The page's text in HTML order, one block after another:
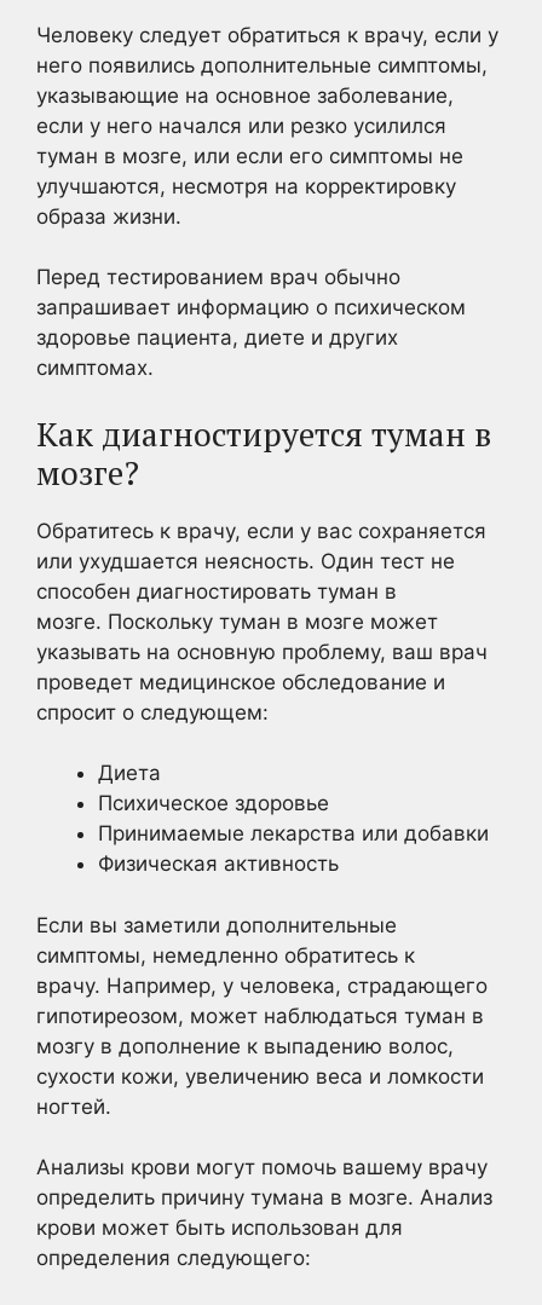
Человеку следует обратиться к врачу, если у
него появились дополнительные симптомы,
указывающие на основное заболевание,
если у него начался или резко усилился
туман в мозге, или если его симптомы не
улучшаются, несмотря на корректировку
образа жизни.
Перед тестированием врач обычно
запрашивает информацию о психическом
здоровье пациента, диете и других
симптомах.
Как диагностируется туман в
мозге?
Обратитесь к врачу, если у вас сохраняется
или ухудшается неясность. Один тест не
способен диагностировать туман в
мозге. Поскольку туман в мозге может
указывать на основную проблему, ваш врач
проведет медицинское обследование и
спросит о следующем:
Диета
Психическое здоровье
Принимаемые лекарства или добавки
Физическая активность
Если вы заметили дополнительные
симптомы, немедленно обратитесь к
врачу. Например, у человека, страдающего
гипотиреозом, может наблюдаться туман в
мозгу в дополнение к выпадению волос,
сухости кожи, увеличению веса и ломкости
ногтей.
Анализы крови могут помочь вашему врачу
определить причину тумана в мозге. Анализ
крови может быть использован для
определения следующего: